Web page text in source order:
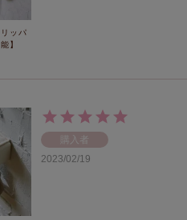
ッパ
】
購入者
2023/02/19